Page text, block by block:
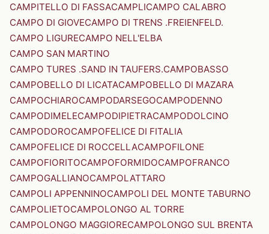
CAMPITELLO DI FASSACAMPLICAMPO CALABRO
CAMPO DI GIOVECAMPO DI TRENS .FREIENFELD.
CAMPO LIGURECAMPO NELL'ELBA
CAMPO SAN MARTINO
CAMPO TURES .SAND IN TAUFERS.CAMPOBASSO
CAMPOBELLO DI LICATACAMPOBELLO DI MAZARA
CAMPOCHIAROCAMPODARSEGOCAMPODENNO
CAMPODIMELECAMPODIPIETRACAMPODOLCINO
CAMPODOROCAMPOFELICE DI FITALIA
CAMPOFELICE DI ROCCELLACAMPOFILONE
CAMPOFIORITOCAMPOFORMIDOCAMPOFRANCO
CAMPOGALLIANOCAMPOLATTARO
CAMPOLI APPENNINOCAMPOLI DEL MONTE TABURNO
CAMPOLIETOCAMPOLONGO AL TORRE
CAMPOLONGO MAGGIORECAMPOLONGO SUL BRENTA